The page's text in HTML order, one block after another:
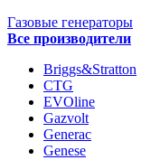
Газовые генераторы
Все производители
Briggs&Stratton
CTG
EVOline
Gazvolt
Generac
Genese